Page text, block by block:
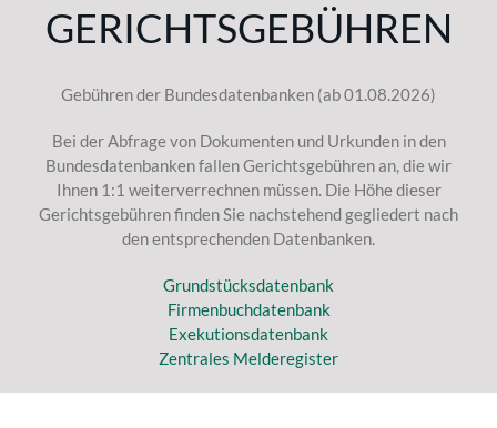
GERICHTSGEBÜHREN
Gebühren der Bundesdatenbanken (ab 01.08.2026)
Bei der Abfrage von Dokumenten und Urkunden in den
Bundesdatenbanken fallen Gerichtsgebühren an, die wir
Ihnen 1:1 weiterverrechnen müssen. Die Höhe dieser
Gerichtsgebühren finden Sie nachstehend gegliedert nach
den entsprechenden Datenbanken.
Grundstücksdatenbank
Firmenbuchdatenbank
Exekutionsdatenbank
Zentrales Melderegister